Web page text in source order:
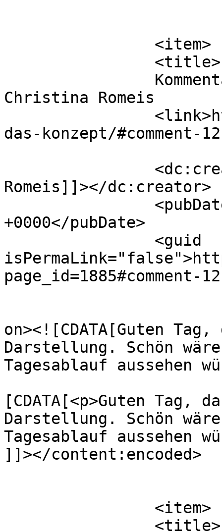
Christina Romeis		</title>
das-konzept/#comment-
Romeis]]></dc:creator>
+0000</pubDate>
page_id=1885#comment-
on><![CDATA[Guten
Darstellung. Schön
Tagesablauf aussehen
[CDATA[<p>Guten Tag,
Darstellung. Schön
Tagesablauf aussehen
]]></content:encoded>